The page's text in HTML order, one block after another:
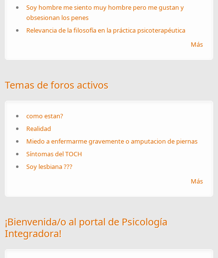
Soy hombre me siento muy hombre pero me gustan y
obsesionan los penes
Relevancia de la filosofía en la práctica psicoterapéutica
Más
Temas de foros activos
como estan?
Realidad
Miedo a enfermarme gravemente o amputacion de piernas
Síntomas del TOCH
Soy lesbiana ???
Más
¡Bienvenida/o al portal de Psicología
Integradora!